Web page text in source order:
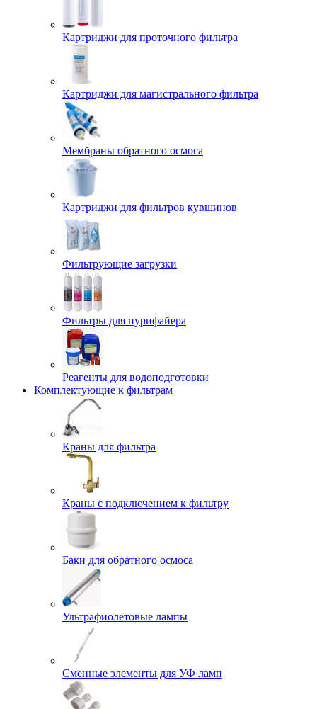
Картриджи для проточного фильтра
Картриджи для магистрального фильтра
Мембраны обратного осмоса
Картриджи для фильтров кувшинов
Фильтрующие загрузки
Фильтры для пурифайера
Реагенты для водоподготовки
Комплектующие к фильтрам
Краны для фильтра
Краны с подключением к фильтру
Баки для обратного осмоса
Ультрафиолетовые лампы
Сменные элементы для УФ ламп